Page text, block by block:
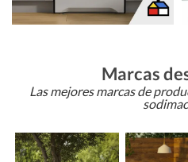
Marcas
Las mejores marcas de